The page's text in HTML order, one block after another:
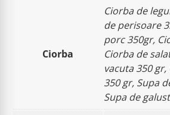
Ciorba
Ciorba de
de perisoare
porc 350gr,
Ciorba de
vacuta 350
350 gr, Supa
Supa de